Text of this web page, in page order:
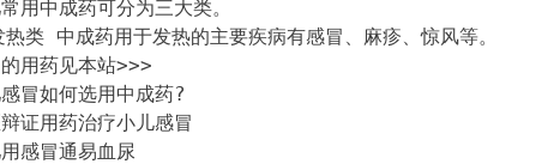
中成药可分为三大类。
中成药用于发热的主要疾病有感冒、麻疹、惊风等。
药见本站>>>
如何选用中成药?
用药治疗小儿感冒
冒通易血尿